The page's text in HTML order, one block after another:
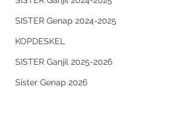
SISTER Genap 2024-2025
KOPDESKEL
SISTER Ganjil 2025-2026
Sister Genap 2026